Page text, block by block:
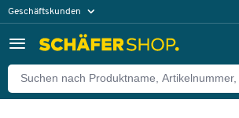
Geschäftskunden
Zurück